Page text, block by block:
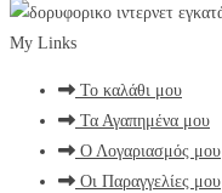
My Links
Το καλάθι μου
Τα Αγαπημένα μου
Ο Λογαριασμός μου
Οι Παραγγελίες μου